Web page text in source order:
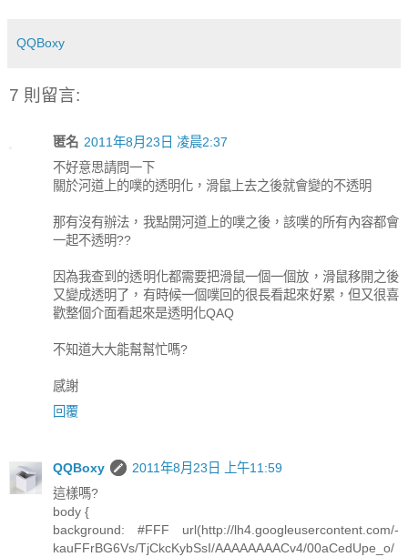
QQBoxy
7 則留言:
匿名 2011年8月23日 凌晨2:37
不好意思請問一下
關於河道上的噗的透明化，滑鼠上去之後就會變的不透明
那有沒有辦法，我點開河道上的噗之後，該噗的所有內容都會
一起不透明??
因為我查到的透明化都需要把滑鼠一個一個放，滑鼠移開之後
又變成透明了，有時候一個噗回的很長看起來好累，但又很喜
歡整個介面看起來是透明化QAQ
不知道大大能幫幫忙嗎?
感謝
回覆
QQBoxy
2011年8月23日 上午11:59
這樣嗎?
body {
background: #FFF url(http://lh4.googleusercontent.com/-
kauFFrBG6Vs/TjCkcKybSsI/AAAAAAAACv4/00aCedUpe_o/